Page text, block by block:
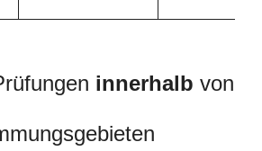
innerhalb von